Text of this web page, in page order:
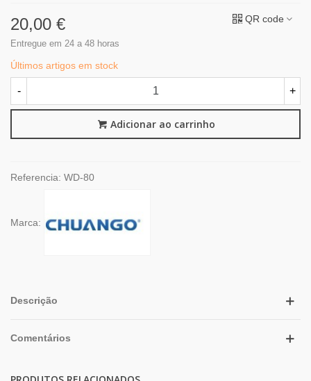
20,00 €
Entregue em 24 a 48 horas
QR code
Últimos artigos em stock
- +
Adicionar ao carrinho
Referencia: WD-80
Marca:
Descrição
Comentários